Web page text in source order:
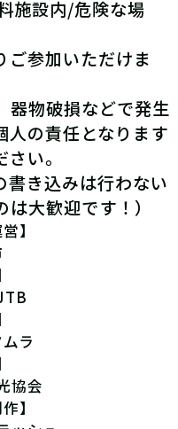
施設内/危険な場
参加いただけま
物破損などで発生
人の責任となります
い。
き込みは行わない
大歓迎です！）
】
ラ
協会
】